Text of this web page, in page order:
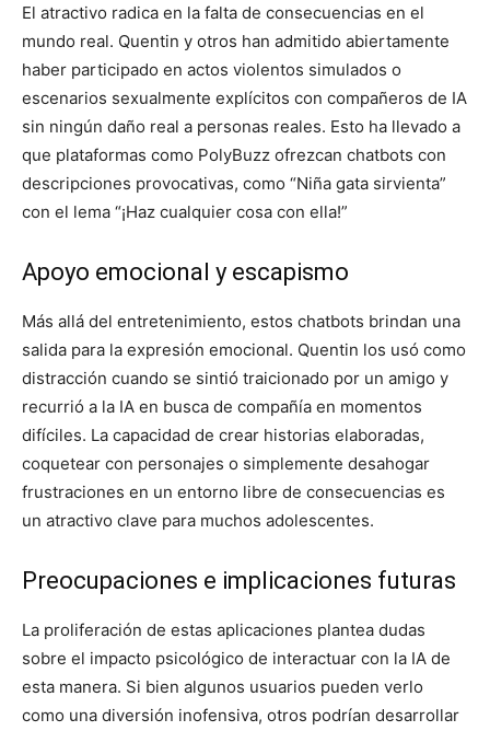
El atractivo radica en la falta de consecuencias en el
mundo real. Quentin y otros han admitido abiertamente
haber participado en actos violentos simulados o
escenarios sexualmente explícitos con compañeros de IA
sin ningún daño real a personas reales. Esto ha llevado a
que plataformas como PolyBuzz ofrezcan chatbots con
descripciones provocativas, como “Niña gata sirvienta”
con el lema “¡Haz cualquier cosa con ella!”
Apoyo emocional y escapismo
Más allá del entretenimiento, estos chatbots brindan una
salida para la expresión emocional. Quentin los usó como
distracción cuando se sintió traicionado por un amigo y
recurrió a la IA en busca de compañía en momentos
difíciles. La capacidad de crear historias elaboradas,
coquetear con personajes o simplemente desahogar
frustraciones en un entorno libre de consecuencias es
un atractivo clave para muchos adolescentes.
Preocupaciones e implicaciones futuras
La proliferación de estas aplicaciones plantea dudas
sobre el impacto psicológico de interactuar con la IA de
esta manera. Si bien algunos usuarios pueden verlo
como una diversión inofensiva, otros podrían desarrollar